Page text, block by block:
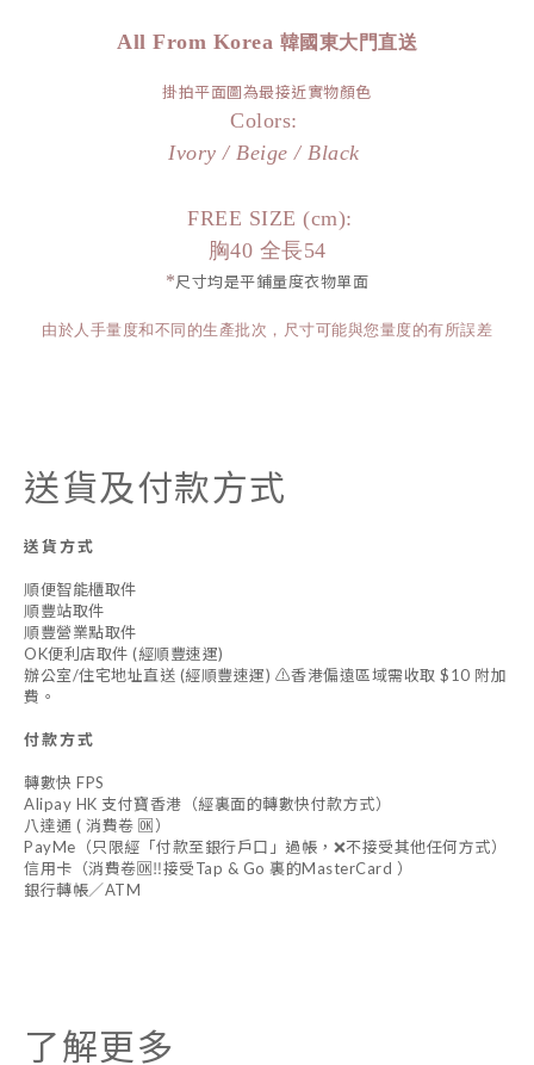
All From Korea 韓國東大門直送
掛拍平面圖為最接近實物顏色
Colors:
Ivory / Beige / Black
FREE SIZE (cm):
胸40 全長54
*尺寸均是平鋪量度衣物單面
由於人手量度和不同的生產批次，尺寸可能與您量度的有所誤差
送貨及付款方式
送貨方式
順便智能櫃取件
順豐站取件
順豐營業點取件
OK便利店取件 (經順豐速運)
辦公室/住宅地址直送 (經順豐速運) ⚠️香港偏遠區域需收取 $10 附加
費。
付款方式
轉數快 FPS
Alipay HK 支付寶香港（經裏面的轉數快付款方式）
八達通 ( 消費卷 🆗）
PayMe（只限經「付款至銀行戶口」過帳，❌不接受其他任何方式）
信用卡（消費卷🆗‼️接受Tap & Go 裏的MasterCard ）
銀行轉帳／ATM
了解更多